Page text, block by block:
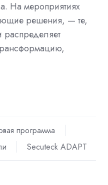
На мероприятиях
решения, — те,
распределяет
программа
Secuteck ADAPT